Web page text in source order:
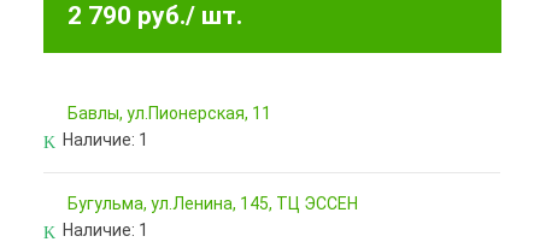
2 790 руб./ шт.
Бавлы, ул.Пионерская, 11
Наличие: 1
Бугульма, ул.Ленина, 145, ТЦ ЭССЕН
Наличие: 1